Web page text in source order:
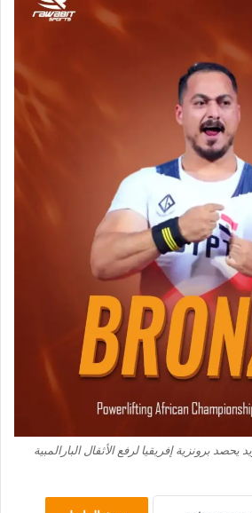
برونزية إفريقيا لرفع الأثقال البارالمبية